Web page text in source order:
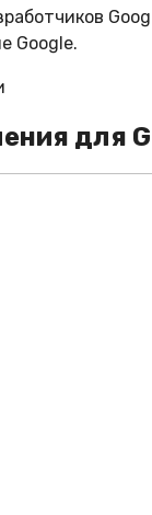
Google.
для